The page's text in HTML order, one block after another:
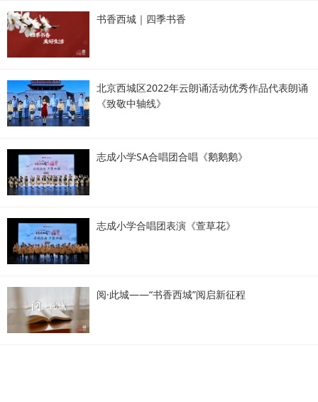
书香西城｜四季书香
北京西城区2022年云朗诵活动优秀作品代表朗诵
《致敬中轴线》
志成小学SA合唱团合唱《鹅鹅鹅》
志成小学合唱团表演《萱草花》
阅·此城——“书香西城”阅启新征程